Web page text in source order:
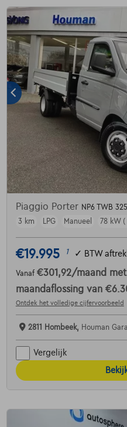
Piaggio Porter NP6 TWB
3 km
LPG Manueel 78 kW (
€19.995 1 ✓ BTW
Vanaf €301,92/maand
maandaflossing van
Ontdek het volledige cijfervoorbeeld
2811 Hombeek, Houman
Vergelijk